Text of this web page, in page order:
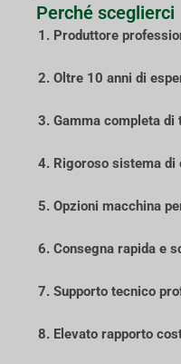
Perché sceglierci
1. Produttore
2. Oltre 10 anni di
3. Gamma completa di
4. Rigoroso sistema di
5. Opzioni macchina
6. Consegna rapida e
7. Supporto tecnico
8. Elevato rapporto